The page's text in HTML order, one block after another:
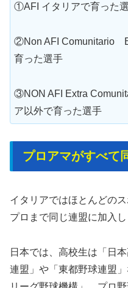
①AFI イタリアで育った
②Non AFI Comunitario
育った選手
③NON AFI Extra
ア以外で育った選手
プロアマがすべて
イタリアではほとんどの
プロまで同じ連盟に加入し
日本では、高校生は「日
連盟」や「東都野球連盟